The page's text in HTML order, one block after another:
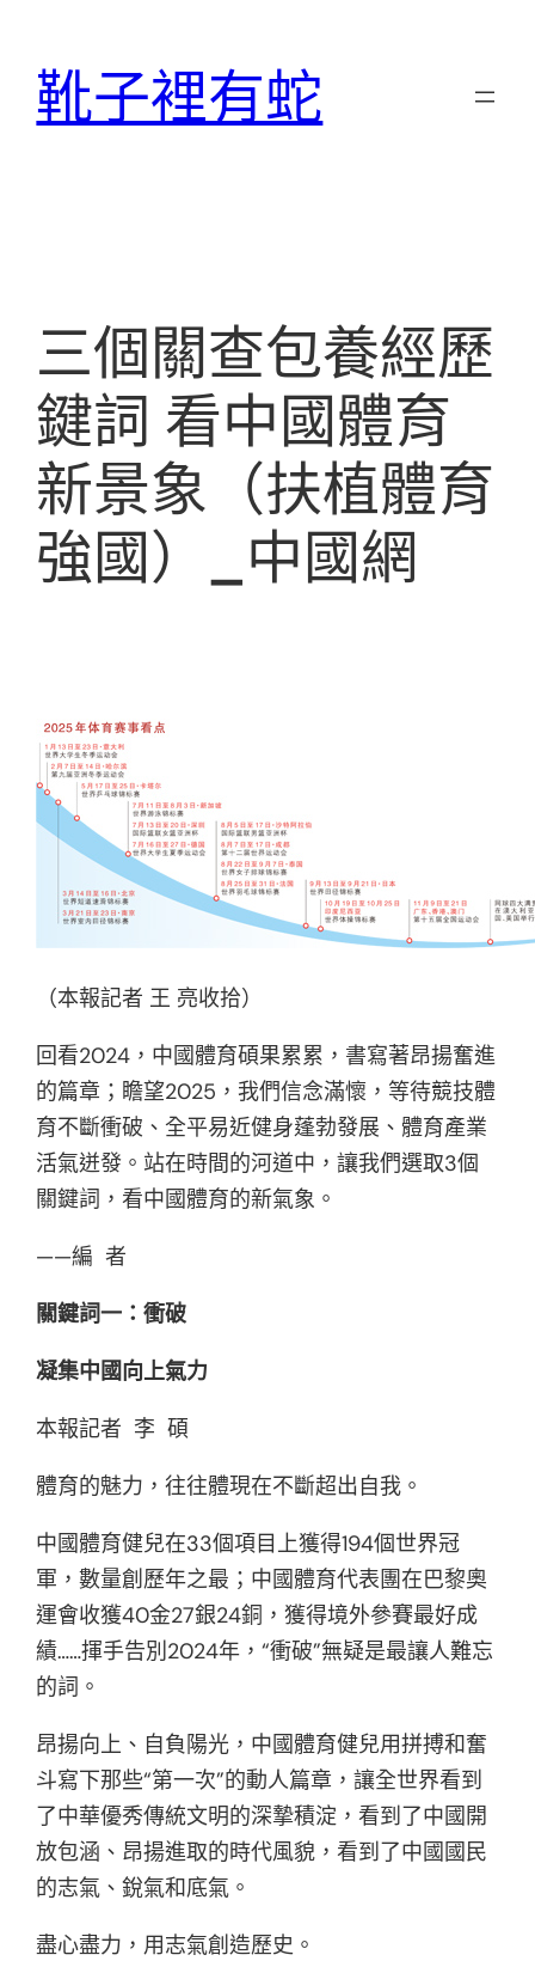
靴子裡有蛇
三個關查包養經歷
鍵詞 看中國體育
新景象（扶植體育
強國）_中國網
（本報記者 王 亮收拾）
回看2024，中國體育碩果累累，書寫著昂揚奮進
的篇章；瞻望2025，我們信念滿懷，等待競技體
育不斷衝破、全平易近健身蓬勃發展、體育產業
活氣迸發。站在時間的河道中，讓我們選取3個
關鍵詞，看中國體育的新氣象。
——編 者
關鍵詞一：衝破
凝集中國向上氣力
本報記者 李 碩
體育的魅力，往往體現在不斷超出自我。
中國體育健兒在33個項目上獲得194個世界冠
軍，數量創歷年之最；中國體育代表團在巴黎奧
運會收獲40金27銀24銅，獲得境外參賽最好成
績……揮手告別2024年，“衝破”無疑是最讓人難忘
的詞。
昂揚向上、自負陽光，中國體育健兒用拼搏和奮
斗寫下那些“第一次”的動人篇章，讓全世界看到
了中華優秀傳統文明的深摯積淀，看到了中國開
放包涵、昂揚進取的時代風貌，看到了中國國民
的志氣、銳氣和底氣。
盡心盡力，用志氣創造歷史。